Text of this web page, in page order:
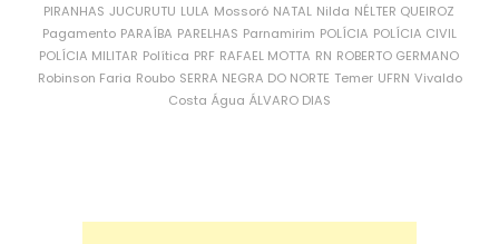
PIRANHAS JUCURUTU LULA Mossoró NATAL Nilda NÉLTER QUEIROZ
Pagamento PARAÍBA PARELHAS Parnamirim POLÍCIA POLÍCIA CIVIL
POLÍCIA MILITAR Política PRF RAFAEL MOTTA RN ROBERTO GERMANO
Robinson Faria Roubo SERRA NEGRA DO NORTE Temer UFRN Vivaldo
Costa Água ÁLVARO DIAS